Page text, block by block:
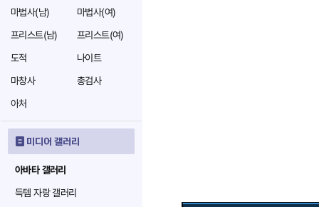
마법사(남)
마법사(여)
프리스트(남)
프리스트(여)
도적
나이트
마창사
총검사
아처
미디어 갤러리
아바타 갤러리
득템 자랑 갤러리